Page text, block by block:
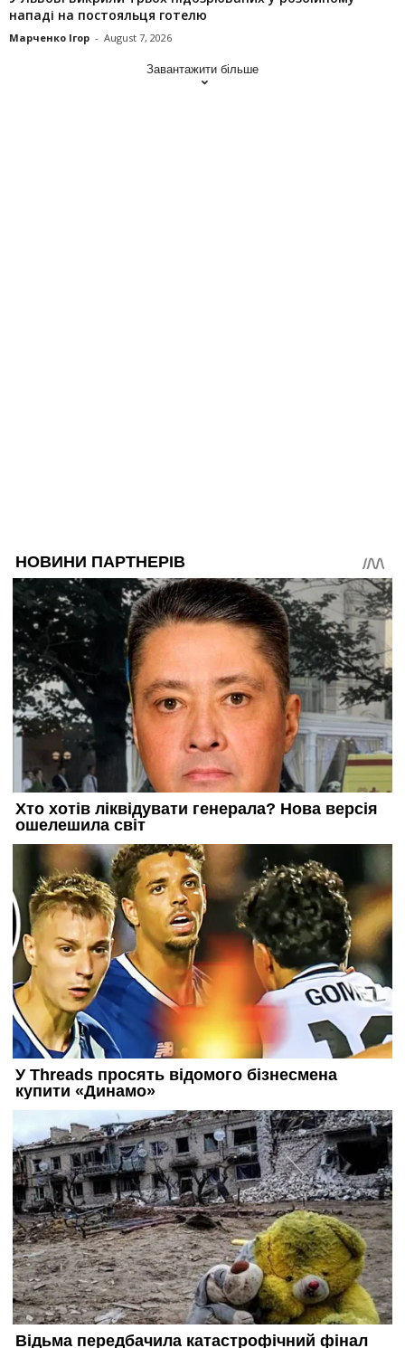
нападі на постояльця готелю
Марченко Ігор - August 7, 2026
Завантажити більше